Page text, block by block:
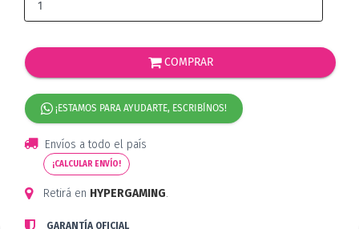
COMPRAR
¡ESTAMOS PARA AYUDARTE, ESCRIBÍNOS!
Envíos a todo el país
¡CALCULAR ENVÍO!
Retirá en HYPERGAMING.
GARANTÍA OFICIAL